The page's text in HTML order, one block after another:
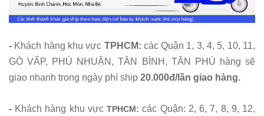
- Khách hàng khu vực TPHCM: các Quận 1, 3, 4, 5, 10, 11,
GÒ VẤP, PHÚ NHUẬN, TÂN BÌNH, TÂN PHÚ hàng sẽ
giao nhanh trong ngày phí ship 20.000đ/lần giao hàng.
- Khách hàng khu vựcTPHCM: các Quận: 2, 6, 7, 8, 9, 12,